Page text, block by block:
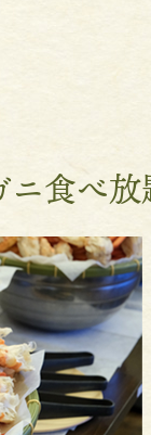
放題